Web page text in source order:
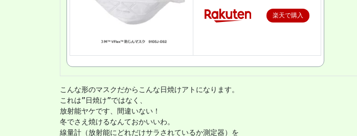
楽天で購入
こんな形のマスクだからこんな日焼けアトになります。
これは”日焼け”ではなく、
放射能ヤケです、間違いない！
冬でさえ焼けるなんておかいいわ。
線量計（放射能にどれだけサラされているか測定器）を